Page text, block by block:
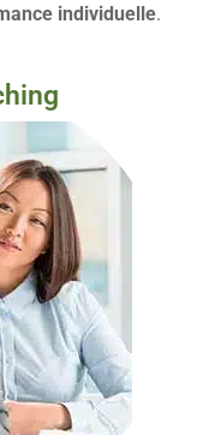
individuelle.